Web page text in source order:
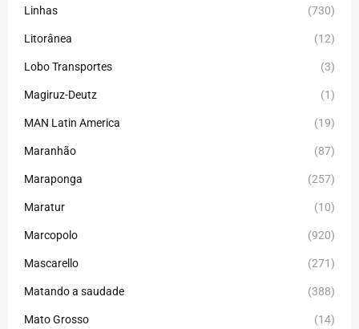
Linhas (730)
Litorânea (12)
Lobo Transportes (3)
Magiruz-Deutz (1)
MAN Latin America (19)
Maranhão (87)
Maraponga (257)
Maratur (10)
Marcopolo (920)
Mascarello (271)
Matando a saudade (388)
Mato Grosso (14)